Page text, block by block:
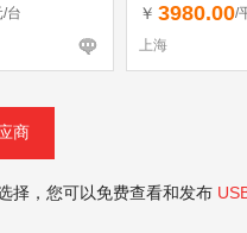
/台
￥ 3980.00/
上海
商
择，您可以免费查看和发布